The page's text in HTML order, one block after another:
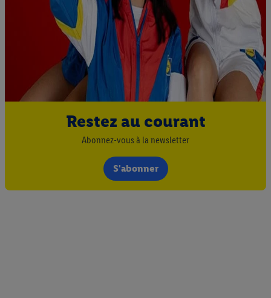
Restez au courant
Abonnez-vous à la newsletter
S'abonner